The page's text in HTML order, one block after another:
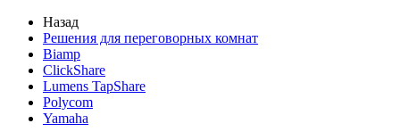
Назад
Решения для переговорных комнат
Biamp
ClickShare
Lumens TapShare
Polycom
Yamaha